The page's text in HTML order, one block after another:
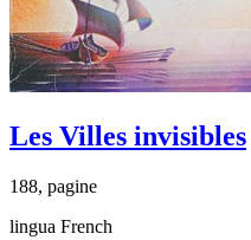
Les Villes invisibles
188, pagine
lingua French